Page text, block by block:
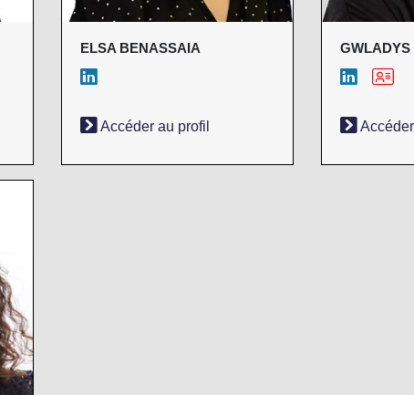
ELSA BENASSAIA
Accéder au profil
GWLADYS